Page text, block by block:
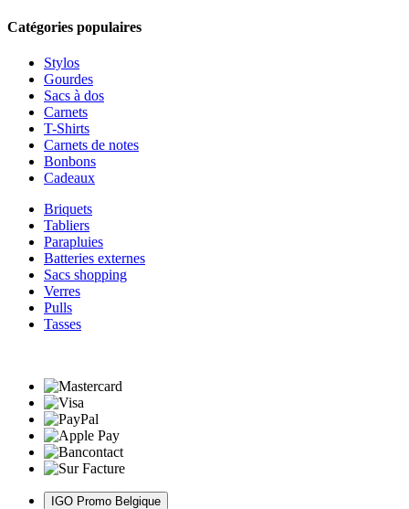
Catégories populaires
Stylos
Gourdes
Sacs à dos
Carnets
T-Shirts
Carnets de notes
Bonbons
Cadeaux
Briquets
Tabliers
Parapluies
Batteries externes
Sacs shopping
Verres
Pulls
Tasses
IGO Promo Belgique